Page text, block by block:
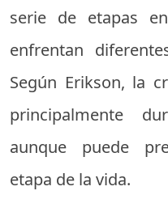
serie de etapas
enfrentan
Según Erikson, la
principalmente
aunque puede
etapa de la vida.